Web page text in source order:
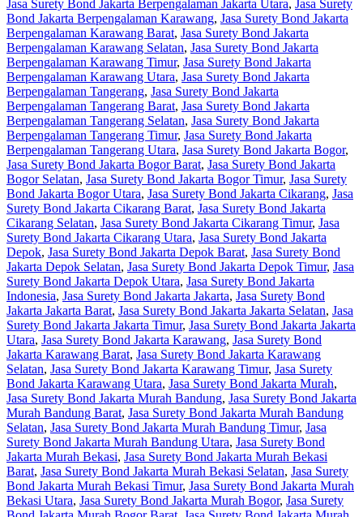
Jasa Surety Bond Jakarta Berpengalaman Jakarta Utara, Jasa Surety
Bond Jakarta Berpengalaman Karawang, Jasa Surety Bond Jakarta
Berpengalaman Karawang Barat, Jasa Surety Bond Jakarta
Berpengalaman Karawang Selatan, Jasa Surety Bond Jakarta
Berpengalaman Karawang Timur, Jasa Surety Bond Jakarta
Berpengalaman Karawang Utara, Jasa Surety Bond Jakarta
Berpengalaman Tangerang, Jasa Surety Bond Jakarta
Berpengalaman Tangerang Barat, Jasa Surety Bond Jakarta
Berpengalaman Tangerang Selatan, Jasa Surety Bond Jakarta
Berpengalaman Tangerang Timur, Jasa Surety Bond Jakarta
Berpengalaman Tangerang Utara, Jasa Surety Bond Jakarta Bogor,
Jasa Surety Bond Jakarta Bogor Barat, Jasa Surety Bond Jakarta
Bogor Selatan, Jasa Surety Bond Jakarta Bogor Timur, Jasa Surety
Bond Jakarta Bogor Utara, Jasa Surety Bond Jakarta Cikarang, Jasa
Surety Bond Jakarta Cikarang Barat, Jasa Surety Bond Jakarta
Cikarang Selatan, Jasa Surety Bond Jakarta Cikarang Timur, Jasa
Surety Bond Jakarta Cikarang Utara, Jasa Surety Bond Jakarta
Depok, Jasa Surety Bond Jakarta Depok Barat, Jasa Surety Bond
Jakarta Depok Selatan, Jasa Surety Bond Jakarta Depok Timur, Jasa
Surety Bond Jakarta Depok Utara, Jasa Surety Bond Jakarta
Indonesia, Jasa Surety Bond Jakarta Jakarta, Jasa Surety Bond
Jakarta Jakarta Barat, Jasa Surety Bond Jakarta Jakarta Selatan, Jasa
Surety Bond Jakarta Jakarta Timur, Jasa Surety Bond Jakarta Jakarta
Utara, Jasa Surety Bond Jakarta Karawang, Jasa Surety Bond
Jakarta Karawang Barat, Jasa Surety Bond Jakarta Karawang
Selatan, Jasa Surety Bond Jakarta Karawang Timur, Jasa Surety
Bond Jakarta Karawang Utara, Jasa Surety Bond Jakarta Murah,
Jasa Surety Bond Jakarta Murah Bandung, Jasa Surety Bond Jakarta
Murah Bandung Barat, Jasa Surety Bond Jakarta Murah Bandung
Selatan, Jasa Surety Bond Jakarta Murah Bandung Timur, Jasa
Surety Bond Jakarta Murah Bandung Utara, Jasa Surety Bond
Jakarta Murah Bekasi, Jasa Surety Bond Jakarta Murah Bekasi
Barat, Jasa Surety Bond Jakarta Murah Bekasi Selatan, Jasa Surety
Bond Jakarta Murah Bekasi Timur, Jasa Surety Bond Jakarta Murah
Bekasi Utara, Jasa Surety Bond Jakarta Murah Bogor, Jasa Surety